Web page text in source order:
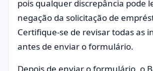
pois qualquer discrepância pode
negação da solicitação de
Certifique-se de revisar todas as
antes de enviar o formulário.